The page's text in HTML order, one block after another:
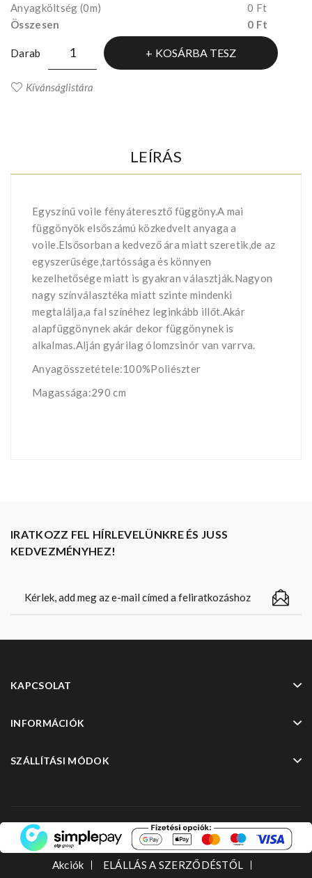
Anyagköltség (0m)
0 Ft
Összesen
0 Ft
Darab KOSÁRBA TESZ
Kívánságlistára
LEÍRÁS
Egyszínű voile fényáteresztő függöny.A mai
függönyök elsőszámú közkedvelt anyaga a
voile.Elsősorban a kedvező ára miatt szeretik,de az
egyszerűsége,tartóssága és könnyen
kezelhetősége miatt is gyakran választják.Nagyon
nagy színválasztéka miatt szinte mindenki
megtalálja,a fal színéhez leginkább illőt.Akár
alapfüggönynek akár dekor függönynek is
alkalmas.Alján gyárilag ólomzsinór van varrva.
Anyagösszetétele:100%Poliészter
Magassága:290 cm
IRATKOZZ FEL HÍRLEVELÜNKRE ÉS JUSS
KEDVEZMÉNYHEZ!
KAPCSOLAT
INFORMÁCIÓK
SZÁLLÍTÁSI MÓDOK
Akciók
ELÁLLÁS A SZERZŐDÉSTŐL